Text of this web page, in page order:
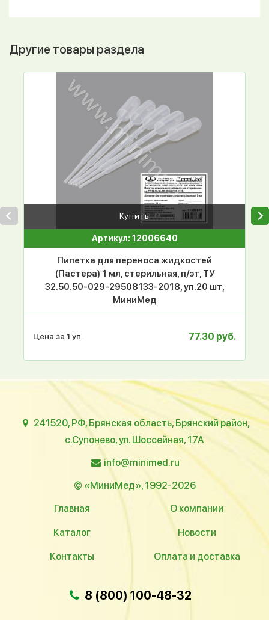
Другие товары раздела
Купить
Артикул: 12006640
Пипетка для переноса жидкостей
(Пастера) 1 мл, стерильная, п/эт, ТУ
32.50.50-029-29508133-2018, уп.20 шт,
МиниМед
Цена за 1 уп. 77.30 руб.
241520, РФ, Брянская область, Брянский район,
с.Супонево, ул. Шоссейная, 17А
info@minimed.ru
© «МиниМед», 1992-2026
Главная
О компании
Каталог Новости
Контакты Оплата и доставка
8 (800) 100-48-32